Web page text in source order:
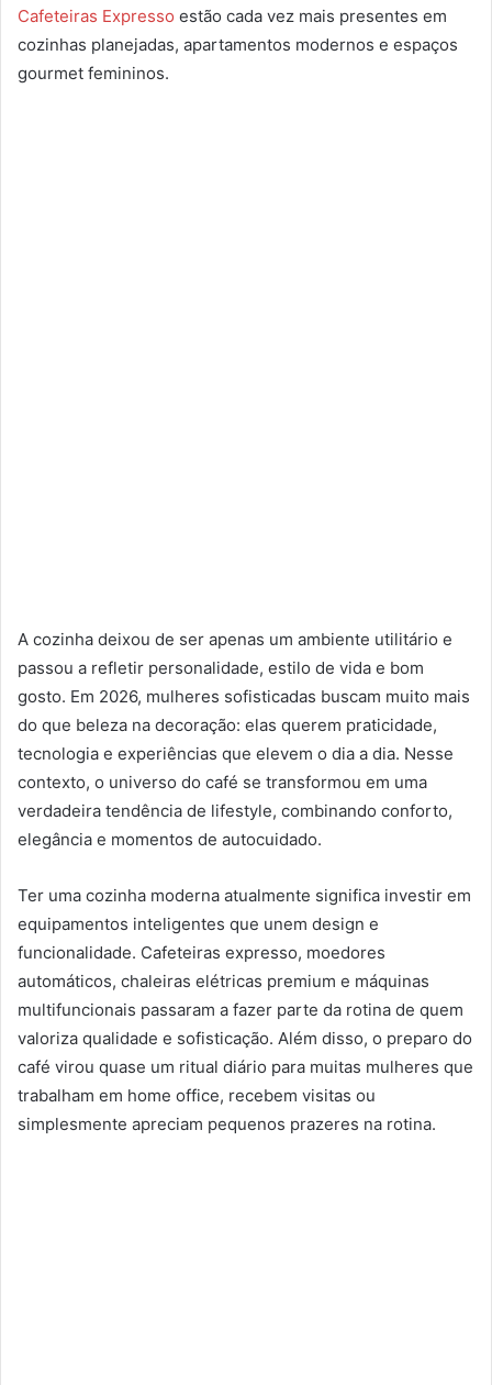
Cafeteiras Expresso estão cada vez mais presentes em
cozinhas planejadas, apartamentos modernos e espaços
gourmet femininos.
A cozinha deixou de ser apenas um ambiente utilitário e
passou a refletir personalidade, estilo de vida e bom
gosto. Em 2026, mulheres sofisticadas buscam muito mais
do que beleza na decoração: elas querem praticidade,
tecnologia e experiências que elevem o dia a dia. Nesse
contexto, o universo do café se transformou em uma
verdadeira tendência de lifestyle, combinando conforto,
elegância e momentos de autocuidado.
Ter uma cozinha moderna atualmente significa investir em
equipamentos inteligentes que unem design e
funcionalidade. Cafeteiras expresso, moedores
automáticos, chaleiras elétricas premium e máquinas
multifuncionais passaram a fazer parte da rotina de quem
valoriza qualidade e sofisticação. Além disso, o preparo do
café virou quase um ritual diário para muitas mulheres que
trabalham em home office, recebem visitas ou
simplesmente apreciam pequenos prazeres na rotina.